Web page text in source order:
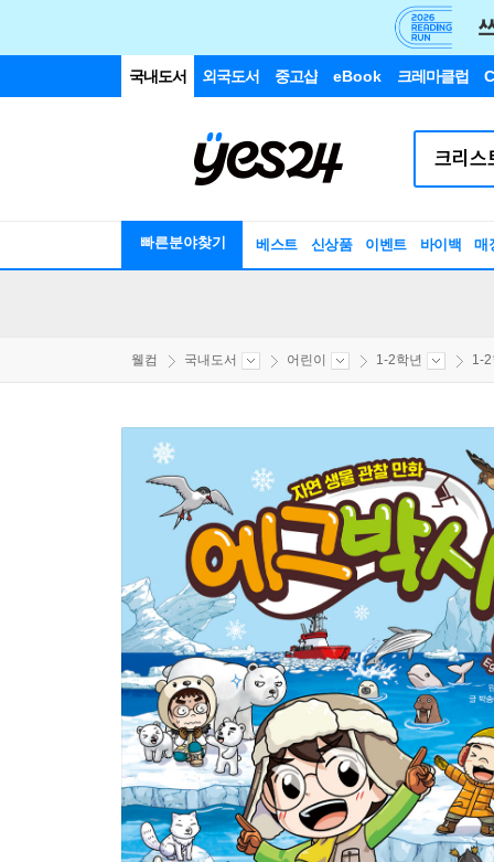
국내도서 외국도서 중고샵 eBook 크레마클럽
빠른분야찾기 베스트 신상품 이벤트 바이백 매
웰컴 국내도서 어린이 1-2학년 1-